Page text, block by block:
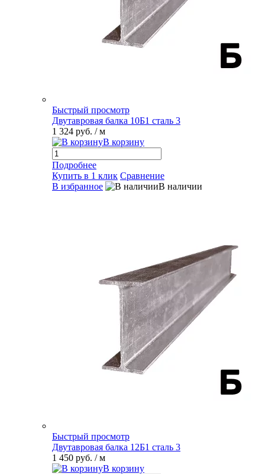
Быстрый просмотр
Двутавровая балка 10Б1 сталь 3
1 324 руб. / м
В корзину
Подробнее
Купить в 1 клик Сравнение
В избранное
В наличии
Быстрый просмотр
Двутавровая балка 12Б1 сталь 3
1 450 руб. / м
В корзину